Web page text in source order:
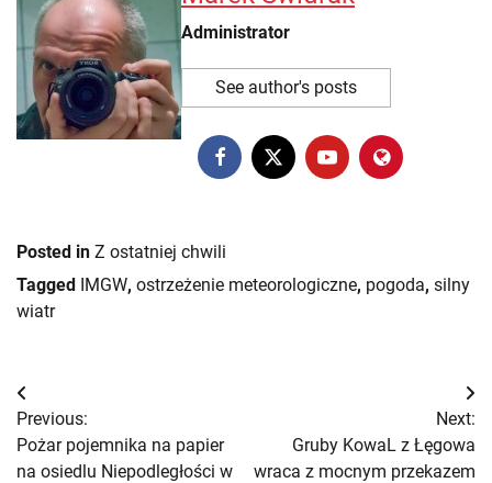
Administrator
See author's posts
Posted in Z ostatniej chwili
Tagged IMGW, ostrzeżenie meteorologiczne, pogoda, silny
wiatr
Nawigacja
wpisu
Previous:
Pożar pojemnika na papier
na osiedlu Niepodległości w
Next:
Gruby KowaL z Łęgowa
wraca z mocnym przekazem